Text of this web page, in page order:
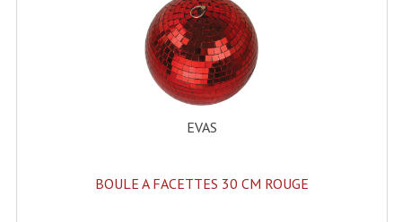
Malle Flight Multi-Usage
Meubles DJ
Rack 19" PRO Betonex
Sacs & Housses De Transport
EVAS
BOULE A FACETTES 30 CM ROUGE